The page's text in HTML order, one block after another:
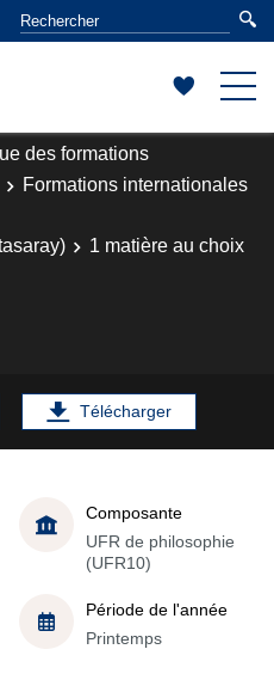
des formations
Formations internationales
1 matière au choix
Télécharger
Composante
UFR de philosophie
(UFR10)
Période de l'année
Printemps